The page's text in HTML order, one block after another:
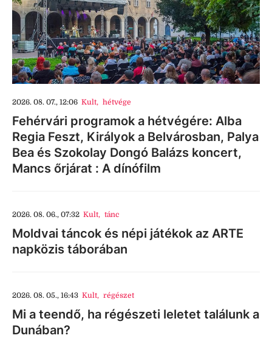
2026. 08. 07., 12:06 Kult, hétvége
Fehérvári programok a hétvégére: Alba
Regia Feszt, Királyok a Belvárosban, Palya
Bea és Szokolay Dongó Balázs koncert,
Mancs őrjárat : A dínófilm
2026. 08. 06., 07:32 Kult, tánc
Moldvai táncok és népi játékok az ARTE
napközis táborában
2026. 08. 05., 16:43 Kult, régészet
Mi a teendő, ha régészeti leletet találunk a
Dunában?